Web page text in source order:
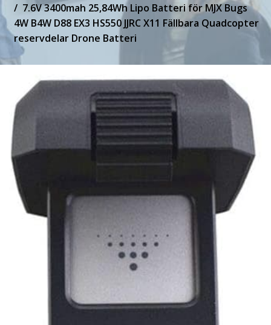
7.6V 3400mah 25,84Wh Lipo Batteri för MJX Bugs
4W B4W D88 EX3 HS550 JJRC X11 Fällbara Quadcopter
reservdelar Drone Batteri